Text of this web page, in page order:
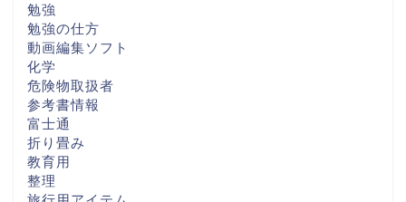
勉強
勉強の仕方
動画編集ソフト
化学
危険物取扱者
参考書情報
富士通
折り畳み
教育用
整理